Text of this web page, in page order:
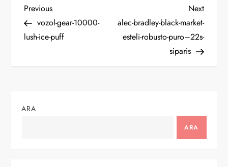
Y
a
g
Previous
Post
Previous
vozol-gear-10000-
lush-ice-puff
Next
Post
Next
alec-bradley-black-market-
esteli-robusto-puro–22s-
siparis
ARA
ARA